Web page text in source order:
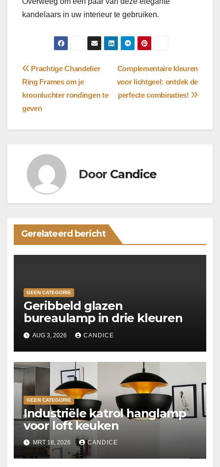
kandelaars in uw interieur te gebruiken.
Bericht
navigatie
Complementaire kleuren
voor lichtgeel: ontdek de
perfecte combinaties!
Prachtige Chandelier
Ring Frames om je
kroonluchter rondingen te
geven
Door Candice
Gerelateerd bericht
GEEN CATEGORIE
Geribbeld glazen
bureaulamp in drie kleuren
AUG 3, 2026 CANDICE
GEEN CATEGORIE
Industriële katrol hanglamp
voor loft keuken
MRT 18, 2026 CANDICE